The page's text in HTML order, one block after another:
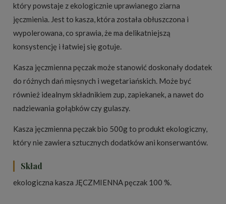
który powstaje z ekologicznie uprawianego ziarna
jęczmienia. Jest to kasza, która została obłuszczona i
wypolerowana, co sprawia, że ma delikatniejszą
konsystencję i łatwiej się gotuje.
Kasza jęczmienna pęczak może stanowić doskonały dodatek
do różnych dań mięsnych i wegetariańskich. Może być
również idealnym składnikiem zup, zapiekanek, a nawet do
nadziewania gołąbków czy gulaszy.
Kasza jęczmienna pęczak bio 500g to produkt ekologiczny,
który nie zawiera sztucznych dodatków ani konserwantów.
Skład
ekologiczna kasza JĘCZMIENNA pęczak 100 %.